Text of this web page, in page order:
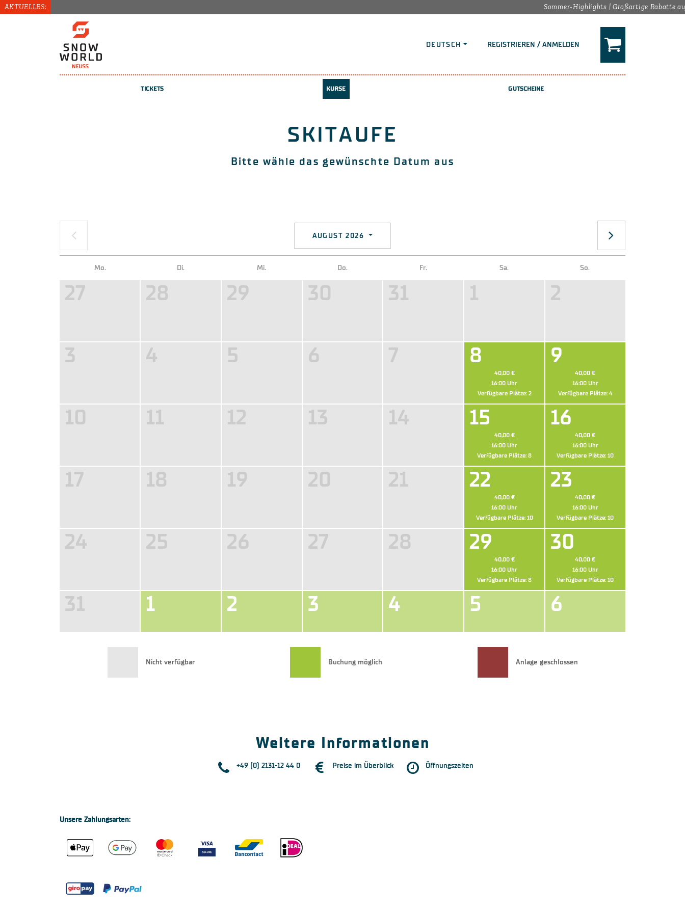
Unsere Zahlungsarten:
AKTUELLES: Sommer-Highlights | Großartige Rabatte auf
DEUTSCH REGISTRIEREN / ANMELDEN
TICKETS KURSE GUTSCHEINE
SKITAUFE
Bitte wähle das gewünschte Datum aus
AUGUST 2026
Mo. Di. Mi. Do. Fr. Sa. So.
27 28 29 30 31 1 2
3 4 5 6 7 8
40,00 €
16:00 Uhr
Verfügbare Plätze: 2
9
40,00 €
16:00Uhr
Verfügbare Plätze: 4
10 11 12 13 14 15
40,00 €
16:00 Uhr
Verfügbare Plätze:8
16
40,00 €
16:00Uhr
Verfügbare Plätze:10
17 18 19 20 21 22
40,00 €
16:00 Uhr
Verfügbare Plätze: 10
23
40,00 €
16:00Uhr
Verfügbare Plätze:10
24 25 26 27 28 29
40,00 €
16:00 Uhr
Verfügbare Plätze:8
30
40,00 €
16:00Uhr
Verfügbare Plätze:10
31 1 2 3 4 5 6
Nicht verfügbar Buchung möglich Anlage geschlossen
Weitere Informationen
+49 (0) 2131-12 44 0 Preise im Überblick Öffnungszeiten
Unsere Zahlungsarten: